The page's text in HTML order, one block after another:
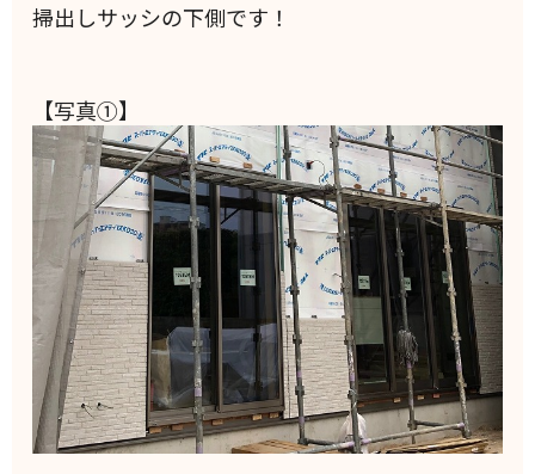
掃出しサッシの下側です！
【写真①】